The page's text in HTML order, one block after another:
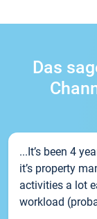
Das
...It’s been 4
it’s property
activities a lot
workload